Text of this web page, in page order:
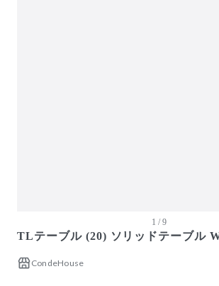
オフ
1 / 9
TLテーブル (20) ソリッドテーブル
CondeHouse